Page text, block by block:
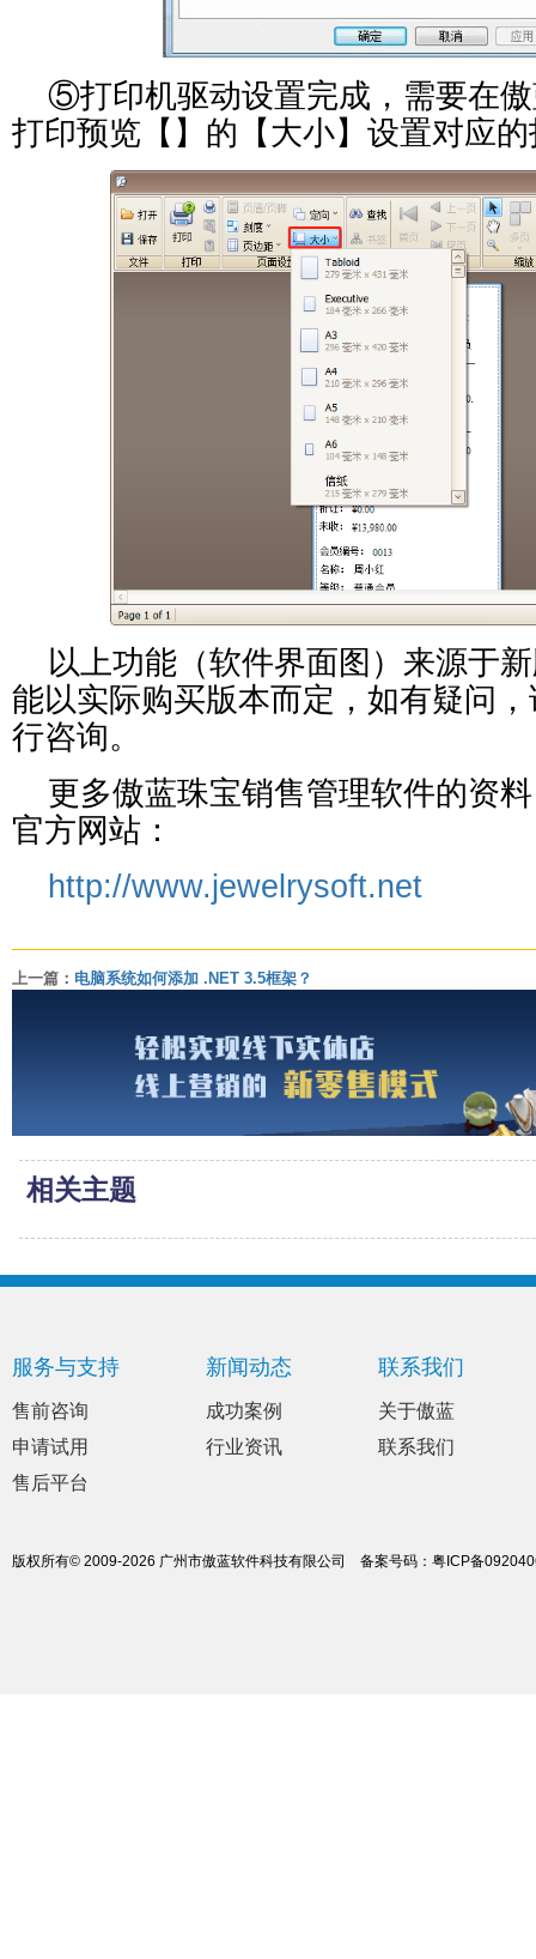
⑤打印机驱动设置完成，需要在
打印预览 【】 的 【大小】 设置对应
以上功能（软件界面图）来源于
能以实际购买版本而定，如有疑问
行咨询。
更多傲蓝珠宝销售管理软件的资
官方网站：
http://www.jewelrysoft.net
上一篇： 电脑系统如何添加 .NET 3.5框架？
相关主题
服务与支持
售前咨询
申请试用
售后平台
新闻动态
成功案例
行业资讯
联系我们
关于傲蓝
联系我们
版权所有© 2009-2026 广州市傲蓝软件科技有限公司 备案号码： 粤ICP备